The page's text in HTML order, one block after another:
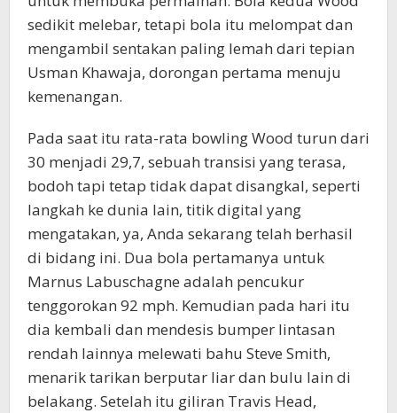
sedikit melebar, tetapi bola itu melompat dan
mengambil sentakan paling lemah dari tepian
Usman Khawaja, dorongan pertama menuju
kemenangan.
Pada saat itu rata-rata bowling Wood turun dari
30 menjadi 29,7, sebuah transisi yang terasa,
bodoh tapi tetap tidak dapat disangkal, seperti
langkah ke dunia lain, titik digital yang
mengatakan, ya, Anda sekarang telah berhasil
di bidang ini. Dua bola pertamanya untuk
Marnus Labuschagne adalah pencukur
tenggorokan 92 mph. Kemudian pada hari itu
dia kembali dan mendesis bumper lintasan
rendah lainnya melewati bahu Steve Smith,
menarik tarikan berputar liar dan bulu lain di
belakang. Setelah itu giliran Travis Head,